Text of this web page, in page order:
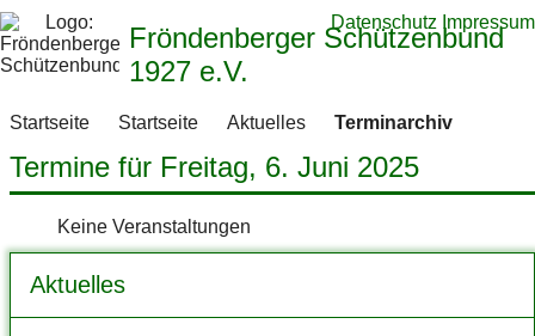
Fröndenberger Schützenbund
1927 e.V.
Datenschutz Impressum
Startseite Startseite Aktuelles Terminarchiv
Termine für Freitag, 6. Juni 2025
Keine Veranstaltungen
Aktuelles